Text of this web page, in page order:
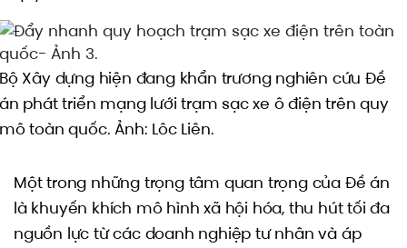
Bộ Xây dựng hiện đang khẩn trương nghiên cứu Đề
án phát triển mạng lưới trạm sạc xe ô điện trên quy
mô toàn quốc. Ảnh: Lôc Liên.
Một trong những trọng tâm quan trọng của Đề án
là khuyến khích mô hình xã hội hóa, thu hút tối đa
nguồn lực từ các doanh nghiệp tư nhân và áp